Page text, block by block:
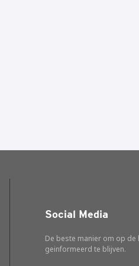
Social Media
De beste manier om op de
geinformeerd te blijven.